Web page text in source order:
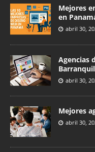
Mejores
en
abril 30,
Agencias
abril 30,
Mejores
abril 30,